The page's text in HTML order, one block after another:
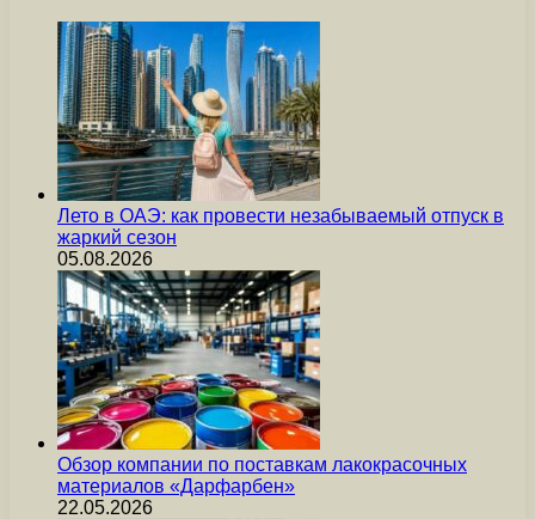
Лето в ОАЭ: как провести незабываемый отпуск в
жаркий сезон
05.08.2026
Обзор компании по поставкам лакокрасочных
материалов «Дарфарбен»
22.05.2026